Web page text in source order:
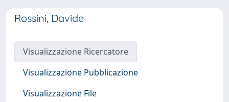
Rossini, Davide
Visualizzazione Ricercatore
Visualizzazione Pubblicazione
Visualizzazione File